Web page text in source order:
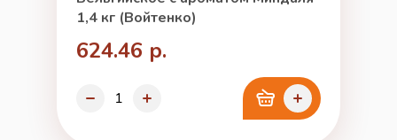
1,4 кг (Войтенко)
624.46 р.